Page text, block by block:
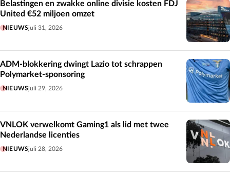
Belastingen en zwakke online divisie kosten FDJ
United €52 miljoen omzet
NIEUWSjuli 31, 2026
ADM-blokkering dwingt Lazio tot schrappen
Polymarket-sponsoring
NIEUWSjuli 29, 2026
VNLOK verwelkomt Gaming1 als lid met twee
Nederlandse licenties
NIEUWSjuli 28, 2026